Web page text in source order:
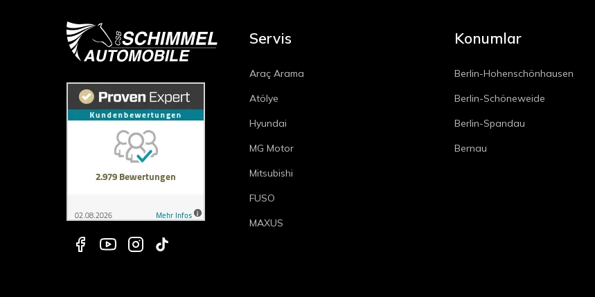
Servis
Araç Arama
Atölye
Hyundai
MG Motor
Mitsubishi
FUSO
MAXUS
Konumlar
Berlin-Hohenschönhausen
Berlin-Schöneweide
Berlin-Spandau
Bernau